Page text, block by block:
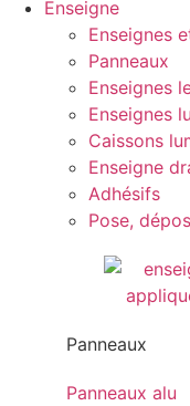
Enseigne
Enseignes
Panneaux
Enseignes
Enseignes
Caissons
Enseigne
Adhésifs
Pose,
Panneaux
Panneaux alu